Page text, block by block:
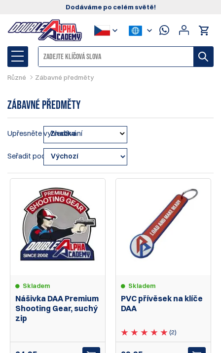
Dodáváme po celém světě!
Různé Zábavné předměty
Zábavné předměty
Upřesněte vyhledávání
Značka
Seřadit podle:
Skladem
Nášivka DAA Premium
Shooting Gear, suchý
zip
Skladem
PVC přívěsek na klíče
DAA
(2)